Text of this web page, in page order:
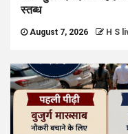
स्तब्ध
August 7, 2026 H S